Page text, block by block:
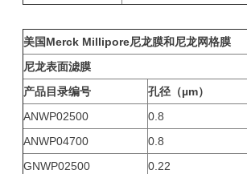
美国Merck Millipore尼龙膜和尼龙网格膜
尼龙表面滤膜
产品目录编号
孔径（µm）
ANWP02500
0.8
ANWP04700
0.8
GNWP02500
0.22